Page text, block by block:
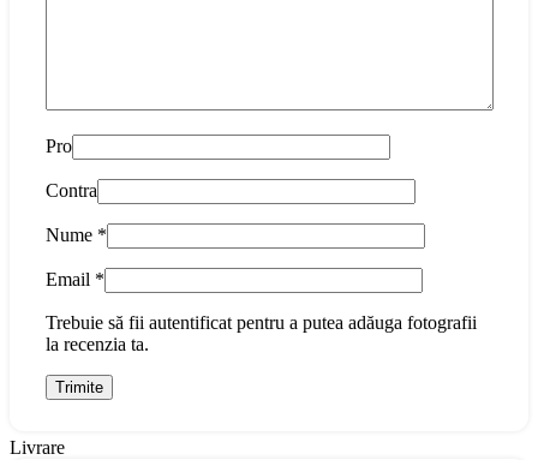
Pro
Contra
Nume *
Email *
Trebuie să fii autentificat pentru a putea adăuga fotografii
la recenzia ta.
Livrare